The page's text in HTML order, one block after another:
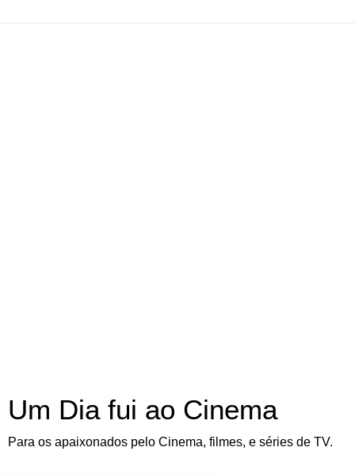
Um Dia fui ao Cinema
Para os apaixonados pelo Cinema, filmes, e séries de TV.